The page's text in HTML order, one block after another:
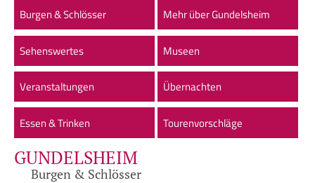
Burgen & Schlösser Mehr über Gundelsheim
Sehenswertes Museen
Veranstaltungen Übernachten
Essen & Trinken Tourenvorschläge
GUNDELSHEIM
Burgen & Schlösser